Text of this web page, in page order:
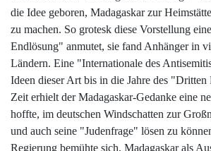
die Idee geboren, Madagaskar zur
zu machen. So grotesk diese Vorstellung
Endlösung" anmutet, sie fand Anhänger in
Ländern. Eine "Internationale des
Ideen dieser Art bis in die Jahre des "Dritten
Zeit erhielt der Madagaskar-Gedanke eine
hoffte, im deutschen Windschatten zur
und auch seine "Judenfrage" lösen zu
Regierung bemühte sich, Madagaskar als